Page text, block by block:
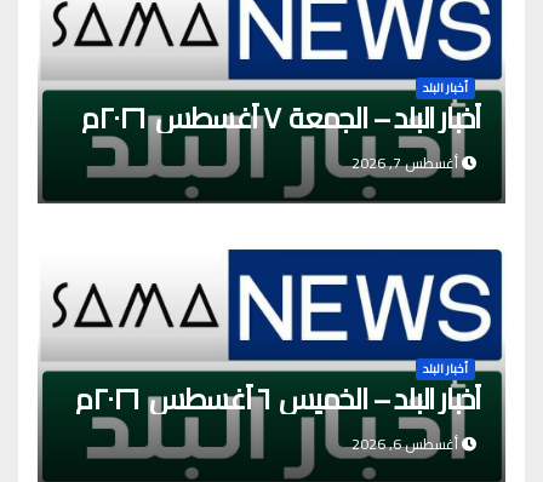
أخبار البلد
أخبار البلد – الجمعة ٧ أغسطس ٢٠٢٦م
أغسطس 7, 2026
أخبار البلد
أخبار البلد – الخميس ٦ أغسطس ٢٠٢٦م
أغسطس 6, 2026